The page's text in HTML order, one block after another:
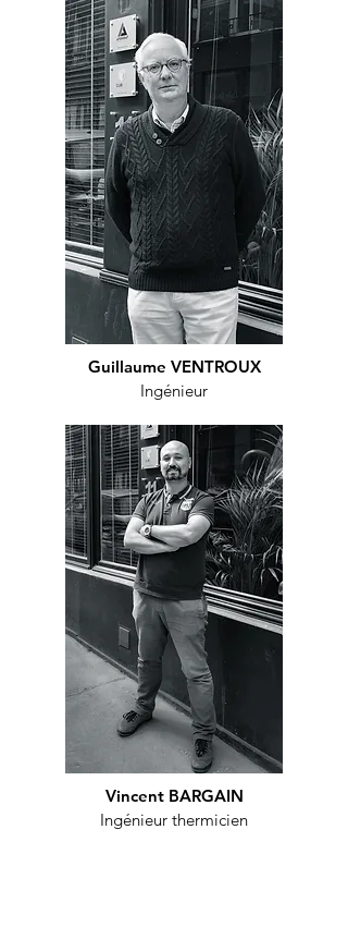
Guillaume VENTROUX
Ingénieur
Vincent BARGAIN
Ingénieur thermicien